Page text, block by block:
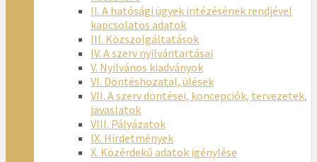
II. A hatósági ügyek intézésének rendjével
kapcsolatos adatok
III. Közszolgáltatások
IV. A szerv nyilvántartásai
V. Nyilvános kiadványok
VI. Döntéshozatal, ülések
VII. A szerv döntései, koncepciók, tervezetek,
javaslatok
VIII. Pályázatok
IX. Hirdetmények
X. Közérdekű adatok igénylése